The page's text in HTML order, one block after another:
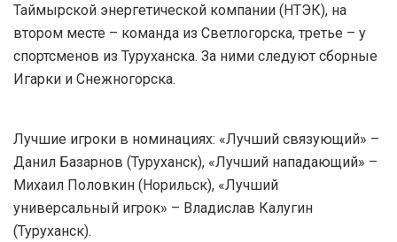
Таймырской энергетической компании (НТЭК), на
втором месте – команда из Светлогорска, третье – у
спортсменов из Туруханска. За ними следуют сборные
Игарки и Снежногорска.
Лучшие игроки в номинациях: «Лучший связующий» –
Данил Базарнов (Туруханск), «Лучший нападающий» –
Михаил Половкин (Норильск), «Лучший
универсальный игрок» – Владислав Калугин
(Туруханск).